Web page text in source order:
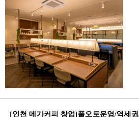
[인천 메가커피 창업]풀오토운영/역세